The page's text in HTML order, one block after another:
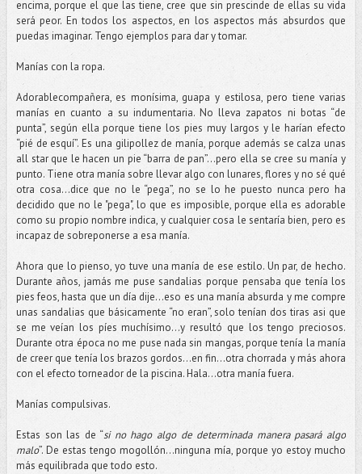
encima, porque el que las tiene, cree que sin prescinde de ellas su vida
será peor. En todos los aspectos, en los aspectos más absurdos que
puedas imaginar. Tengo ejemplos para dar y tomar.
Manías con la ropa.
Adorablecompañera, es monísima, guapa y estilosa, pero tiene varias
manías en cuanto a su indumentaria. No lleva zapatos ni botas “de
punta”, según ella porque tiene los pies muy largos y le harían efecto
“pié de esquí”. Es una gilipollez de manía, porque además se calza unas
all star que le hacen un pie “barra de pan”...pero ella se cree su manía y
punto. Tiene otra manía sobre llevar algo con lunares, flores y no sé qué
otra cosa…dice que no le “pega”, no se lo he puesto nunca pero ha
decidido que no le "pega", lo que es imposible, porque ella es adorable
como su propio nombre indica, y cualquier cosa le sentaría bien, pero es
incapaz de sobreponerse a esa manía.
Ahora que lo pienso, yo tuve una manía de ese estilo. Un par, de hecho.
Durante años, jamás me puse sandalias porque pensaba que tenía los
pies feos, hasta que un día dije...eso es una manía absurda y me compre
unas sandalias que básicamente “no eran”, solo tenían dos tiras asi que
se me veían los píes muchísimo…y resultó que los tengo preciosos.
Durante otra época no me puse nada sin mangas, porque tenía la manía
de creer que tenía los brazos gordos…en fin...otra chorrada y más ahora
con el efecto torneador de la piscina. Hala...otra manía fuera.
Manías compulsivas.
Estas son las de “si no hago algo de determinada manera pasará algo
malo”. De estas tengo mogollón…ninguna mía, porque yo estoy mucho
más equilibrada que todo esto.